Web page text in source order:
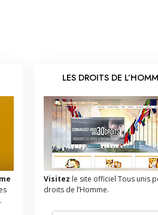
LES DROITS DE
Visitez le site officiel Tous unis
droits de l’Homme.